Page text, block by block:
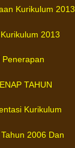
Kurikulum 2013
2013
TAHUN
Kurikulum
2006 Dan